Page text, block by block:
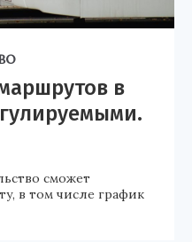
в
сможет
в том числе график